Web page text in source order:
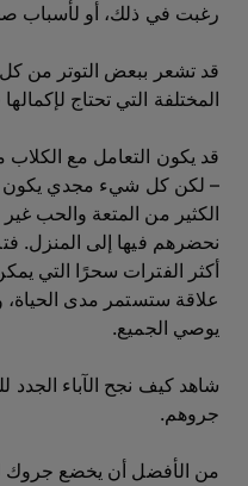
رغبت في ذلك، أو لأسباب
قد تشعر ببعض التوتر من
المختلفة التي تحتاج
قد يكون التعامل مع الكلاب
– لكن كل شيء مجدي يكون
الكثير من المتعة والحب
نحضرهم فيها إلى المنزل.
أكثر الفترات سحرًا التي
علاقة ستستمر مدى
يوصي الجميع.
شاهد كيف نجح الآباء الجدد
جروهم.
من الأفضل أن يخضع